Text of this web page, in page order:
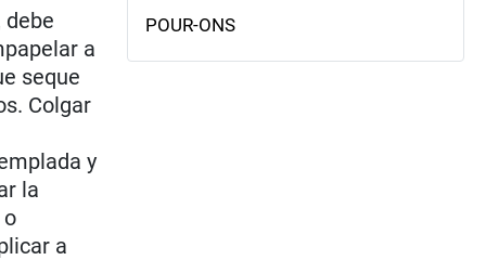
a
seque
Colgar
y
la
a
POUR-ONS